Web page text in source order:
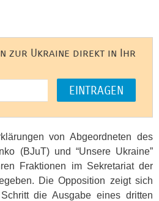
zur Ukraine direkt in Ihr
von Abgeordneten des
(BJuT) und “Unsere Ukraine”
Fraktionen im Sekretariat der
Die Opposition zeigt sich
die Ausgabe eines dritten